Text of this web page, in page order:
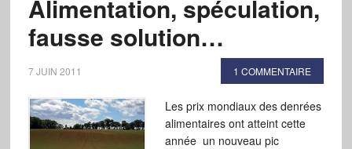
Alimentation, spéculation,
fausse solution…
7 JUIN 2011 1 COMMENTAIRE
Les prix mondiaux des denrées
alimentaires ont atteint cette
année un nouveau pic